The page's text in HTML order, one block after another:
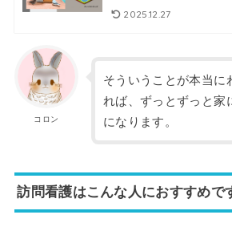
2025.12.27
コロン
そういうことが本当に
れば、ずっとずっと家
になります。
訪問看護はこんな人におすすめで